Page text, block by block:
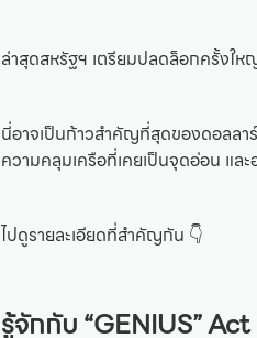
ล่าสุดสหรัฐฯ เตรียมปลดล็อกครั้งใ
นี่อาจเป็นก้าวสำคัญที่สุดของดอลลา
ความคลุมเครือที่เคยเป็นจุดอ่อน แล
ไปดูรายละเอียดที่สำคัญกัน 👇
รู้จักกับ “GENIUS” Act